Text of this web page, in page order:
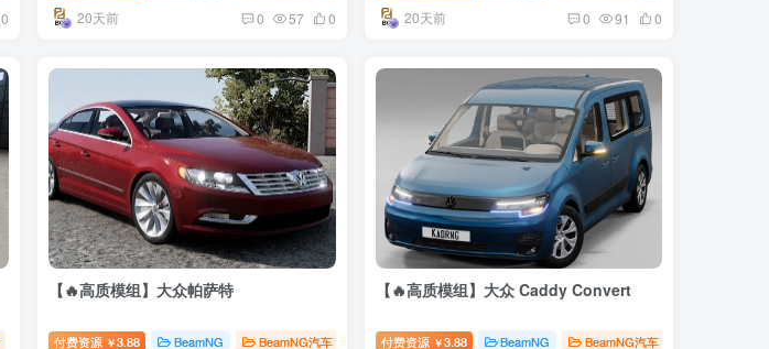
0 20天前 0 57 0 20天前 0 91 0
【🔥高质模组】大众帕萨特
付费资源 ￥3.88 BeamNG BeamNG汽车
【🔥高质模组】大众 Caddy Convert
付费资源 ￥3.88 BeamNG BeamNG汽车